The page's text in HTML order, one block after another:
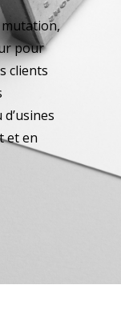
pour
clients
et en